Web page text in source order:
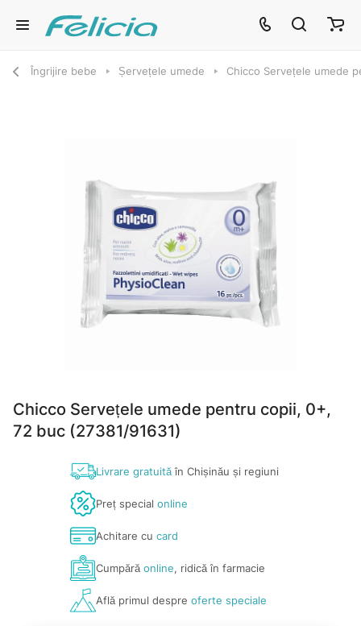
Îngrijire bebe Șervețele umede Chicco Servețele umede
Chicco Servețele umede pentru copii, 0+,
72 buc (27381/91631)
Livrare gratuităîn Chișinău și regiuni
Preț special online
Achitare cu card
Cumpărăonline, ridică în farmacie
Află primul despre oferte speciale